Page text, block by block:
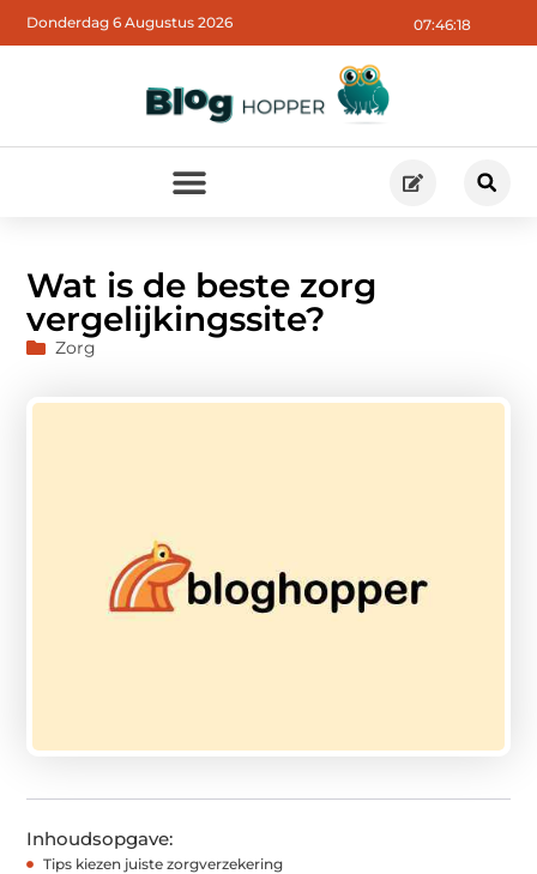
07:46:19
Donderdag 6 Augustus 2026
Wat is de beste zorg
vergelijkingssite?
Zorg
Inhoudsopgave:
Tips kiezen juiste zorgverzekering